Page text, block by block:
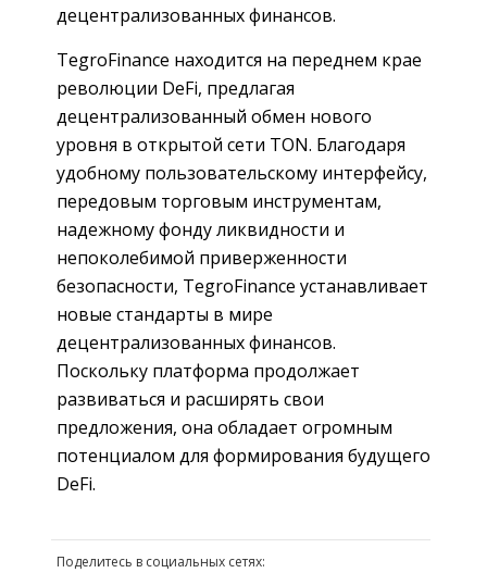
децентрализованных финансов.
TegroFinance находится на переднем крае
революции DeFi, предлагая
децентрализованный обмен нового
уровня в открытой сети TON. Благодаря
удобному пользовательскому интерфейсу,
передовым торговым инструментам,
надежному фонду ликвидности и
непоколебимой приверженности
безопасности, TegroFinance устанавливает
новые стандарты в мире
децентрализованных финансов.
Поскольку платформа продолжает
развиваться и расширять свои
предложения, она обладает огромным
потенциалом для формирования будущего
DeFi.
Поделитесь в социальных сетях: